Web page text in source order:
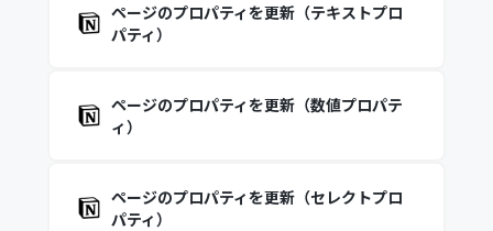
ページのプロパティを更新（テキストプロ
パティ）
ページのプロパティを更新（数値プロパテ
ィ）
ページのプロパティを更新（セレクトプロ
パティ）